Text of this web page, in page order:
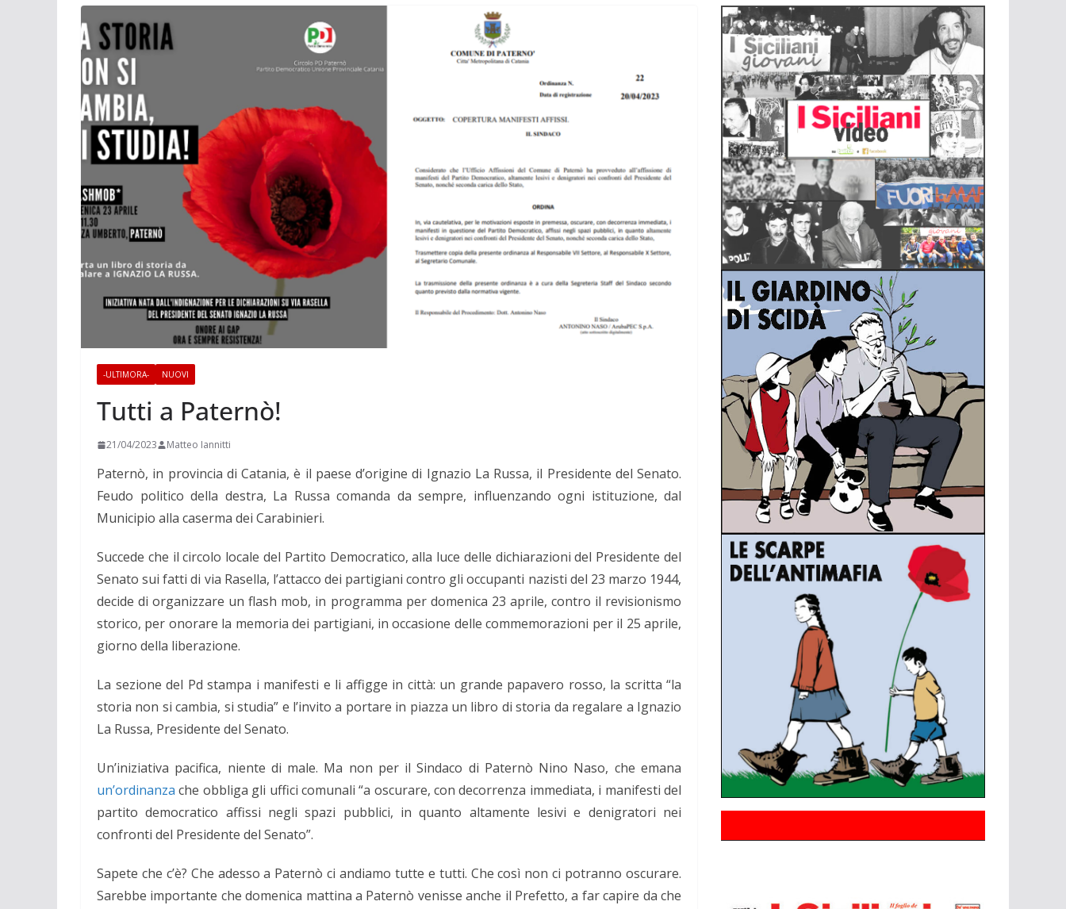
-ULTIMORA- NUOVI
Tutti a Paternò!
21/04/2023 Matteo Iannitti
Paternò, in provincia di Catania, è il paese d’origine di Ignazio La Russa, il Presidente del Senato.
Feudo politico della destra, La Russa comanda da sempre, influenzando ogni istituzione, dal
Municipio alla caserma dei Carabinieri.
Succede che il circolo locale del Partito Democratico, alla luce delle dichiarazioni del Presidente del
Senato sui fatti di via Rasella, l’attacco dei partigiani contro gli occupanti nazisti del 23 marzo 1944,
decide di organizzare un flash mob, in programma per domenica 23 aprile, contro il revisionismo
storico, per onorare la memoria dei partigiani, in occasione delle commemorazioni per il 25 aprile,
giorno della liberazione.
La sezione del Pd stampa i manifesti e li affigge in città: un grande papavero rosso, la scritta “la
storia non si cambia, si studia” e l’invito a portare in piazza un libro di storia da regalare a Ignazio
La Russa, Presidente del Senato.
Un’iniziativa pacifica, niente di male. Ma non per il Sindaco di Paternò Nino Naso, che emana
un’ordinanza che obbliga gli uffici comunali “a oscurare, con decorrenza immediata, i manifesti del
partito democratico affissi negli spazi pubblici, in quanto altamente lesivi e denigratori nei
confronti del Presidente del Senato”.
Sapete che c’è? Che adesso a Paternò ci andiamo tutte e tutti. Che così non ci potranno oscurare.
Sarebbe importante chedomenica mattina a Paternò venisse anche il Prefetto, a far capire da che